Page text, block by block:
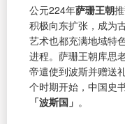
公元224年萨珊王朝
积极向东扩张，成为
艺术也都充满地域特
进程。萨珊王朝库思
帝遣使到波斯并赠送
个时期开始，中国史
「波斯国」 。